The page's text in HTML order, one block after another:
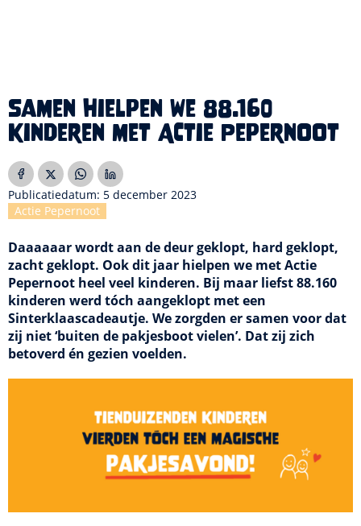
Samen hielpen we 88.160
kinderen met Actie Pepernoot
Publicatiedatum: 5 december 2023
Actie Pepernoot
Daaaaaar wordt aan de deur geklopt, hard geklopt,
zacht geklopt. Ook dit jaar hielpen we met Actie
Pepernoot heel veel kinderen. Bij maar liefst 88.160
kinderen werd tóch aangeklopt met een
Sinterklaascadeautje. We zorgden er samen voor dat
zij niet ‘buiten de pakjesboot vielen’. Dat zij zich
betoverd én gezien voelden.